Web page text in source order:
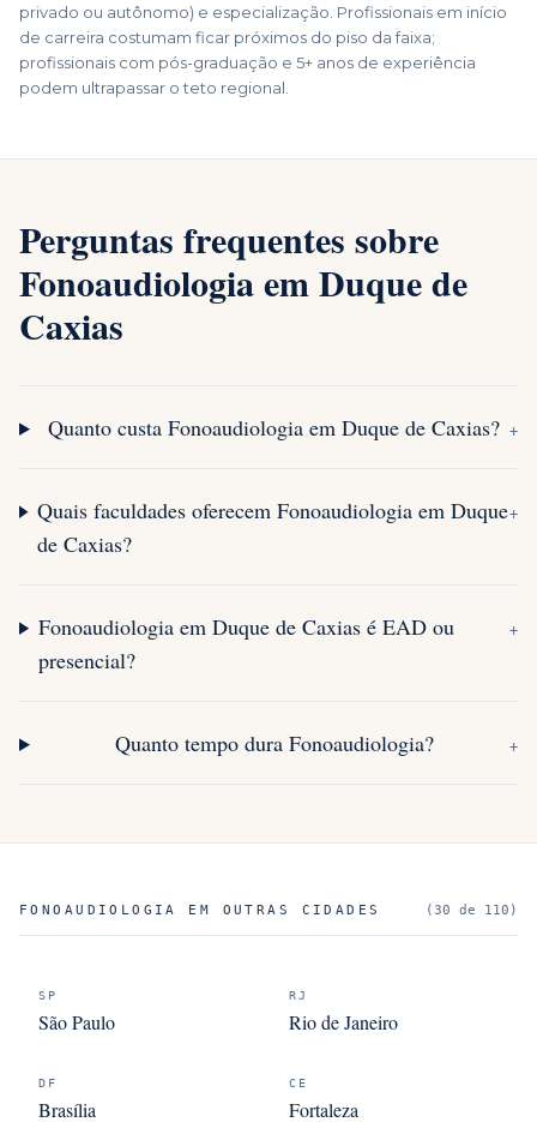
privado ou autônomo) e especialização. Profissionais em início
de carreira costumam ficar próximos do piso da faixa;
profissionais com pós-graduação e 5+ anos de experiência
podem ultrapassar o teto regional.
Perguntas frequentes sobre
Fonoaudiologia em Duque de
Caxias
Quanto custa Fonoaudiologia em Duque de Caxias? +
Quais faculdades oferecem Fonoaudiologia em Duque
de Caxias?
+
Fonoaudiologia em Duque de Caxias é EAD ou
presencial?
+
Quanto tempo dura Fonoaudiologia? +
FONOAUDIOLOGIA EM OUTRAS CIDADES (30 de 110 )
SP
São Paulo
RJ
Rio de Janeiro
DF
Brasília
CE
Fortaleza